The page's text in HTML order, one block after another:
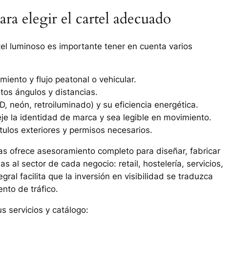
elegir el cartel adecuado
luminoso es importante tener en cuenta varios
y flujo peatonal o vehicular.
ángulos y distancias.
neón, retroiluminado) y su eficiencia energética.
la identidad de marca y sea legible en movimiento.
exteriores y permisos necesarios.
ofrece asesoramiento completo para diseñar, fabricar
al sector de cada negocio: retail, hostelería, servicios,
facilita que la inversión en visibilidad se traduzca
de tráfico.
servicios y catálogo: